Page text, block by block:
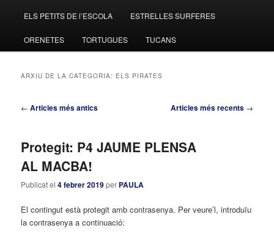
al
contingut
principal
al
contingut
secundari
ELS PETITS DE l’ESCOLA ESTRELLES SURFERES
ORENETES TORTUGUES TUCANS
ARXIU DE LA CATEGORIA: ELS PIRATES
Navegació
← Articles més antics Articles més recents →
Protegit: P4 JAUME PLENSA
AL MACBA!
Publicat el4 febrer 2019per PAULA
El contingut està protegit amb contrasenya. Per veure’l, introduïu
la contrasenya a continuació: